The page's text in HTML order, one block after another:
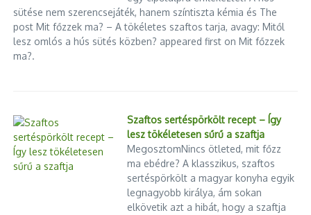
sütése nem szerencsejáték, hanem színtiszta kémia és The
post Mit főzzek ma? – A tökéletes szaftos tarja, avagy: Mitől
lesz omlós a hús sütés közben? appeared first on Mit főzzek
ma?.
Szaftos sertéspörkölt recept – Így
lesz tökéletesen sűrű a szaftja
MegosztomNincs ötleted, mit főzz
ma ebédre? A klasszikus, szaftos
sertéspörkölt a magyar konyha egyik
legnagyobb királya, ám sokan
elkövetik azt a hibát, hogy a szaftja